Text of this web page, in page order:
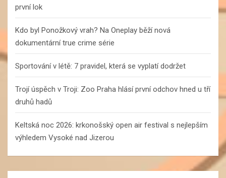
první lok
Kdo byl Ponožkový vrah? Na Oneplay běží nová
dokumentární true crime série
Sportování v létě: 7 pravidel, která se vyplatí dodržet
Trojí úspěch v Troji: Zoo Praha hlásí první odchov hned u tří
druhů hadů
Keltská noc 2026: krkonošský open air festival s nejlepším
výhledem Vysoké nad Jizerou